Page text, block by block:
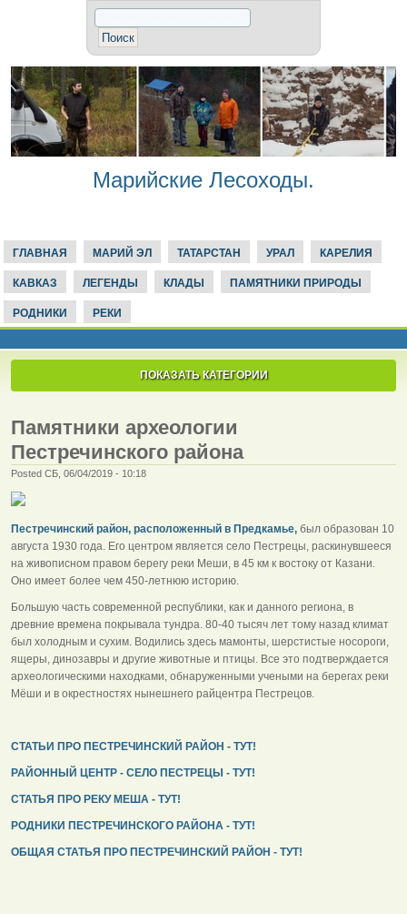
Марийские Лесоходы.
ГЛАВНАЯ МАРИЙ ЭЛ ТАТАРСТАН УРАЛ КАРЕЛИЯ
КАВКАЗ ЛЕГЕНДЫ КЛАДЫ ПАМЯТНИКИ ПРИРОДЫ
РОДНИКИ РЕКИ
ПОКАЗАТЬ КАТЕГОРИИ
Памятники археологии
Пестречинского района
Posted СБ, 06/04/2019 - 10:18
Пестречинский район, расположенный в Предкамье, был образован 10
августа 1930 года. Его центром является село Пестрецы, раскинувшееся
на живописном правом берегу реки Меши, в 45 км к востоку от Казани.
Оно имеет более чем 450-летнюю историю.
Большую часть современной республики, как и данного региона, в
древние времена покрывала тундра. 80-40 тысяч лет тому назад климат
был холодным и сухим. Водились здесь мамонты, шерстистые носороги,
ящеры, динозавры и другие животные и птицы. Все это подтверждается
археологическими находками, обнаруженными учеными на берегах реки
Мёши и в окрестностях нынешнего райцентра Пестрецов.
СТАТЬИ ПРО ПЕСТРЕЧИНСКИЙ РАЙОН - ТУТ!
РАЙОННЫЙ ЦЕНТР - СЕЛО ПЕСТРЕЦЫ - ТУТ!
СТАТЬЯ ПРО РЕКУ МЕША - ТУТ!
РОДНИКИ ПЕСТРЕЧИНСКОГО РАЙОНА - ТУТ!
ОБЩАЯ СТАТЬЯ ПРО ПЕСТРЕЧИНСКИЙ РАЙОН - ТУТ!